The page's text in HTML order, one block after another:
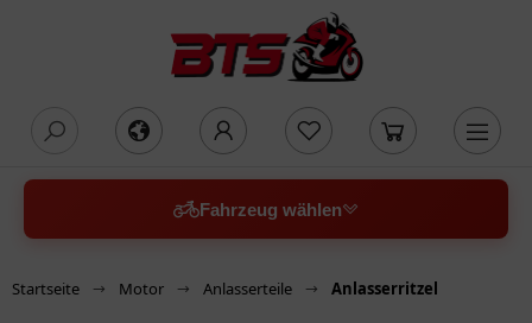
Fahrzeug wählen
Startseite Motor Anlasserteile Anlasserritzel